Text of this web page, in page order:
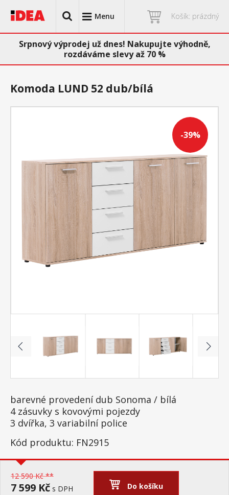
Menu Košík: prázdný
Srpnový výprodej už dnes! Nakupujte výhodně,
rozdáváme slevy až 70 %
-39%
Komoda LUND 52 dub/bílá
barevné provedení dub Sonoma / bílá
4 zásuvky s kovovými pojezdy
3 dvířka, 3 variabilní police
Kód produktu: FN2915
12 590 Kč **
7 599 Kč s DPH Do košíku